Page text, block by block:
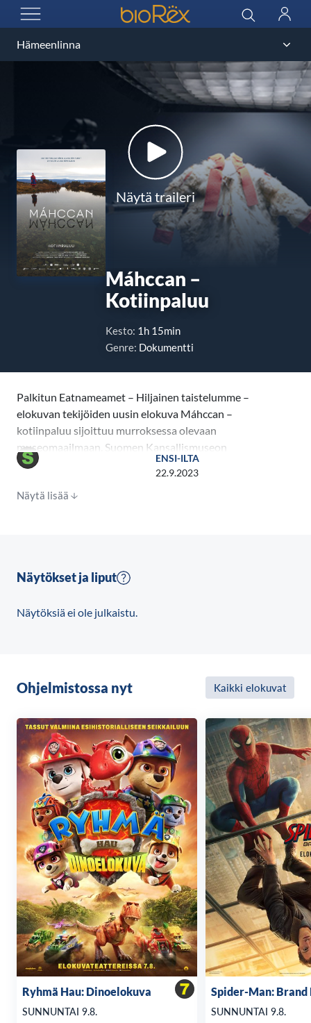
AVAA VALIKKO
BioRex Cinemas Haku
Näytä traileri
Máhccan –
Kotiinpaluu
Kesto: 1h 15min
Genre: Dokumentti
Palkitun Eatnameamet – Hiljainen taistelumme –
elokuvan tekijöiden uusin elokuva Máhccan –
kotiinpaluu sijoittuu murroksessa olevaan
museomaailmaan. Suomen Kansallismuseon
saamelaisesineet ovat palaamassa kotiin
Saamenmaalle samaan aikaan kun saamelaisten pyhät
rummut ovat edelleen vankina museoiden kellareissa
esivanhempiin ja kokonaista maailmankatsomusta.
kulisseihin pohtimaan esineiden henkeä, kansojen
ENSI-ILTA
22.9.2023
Näytä lisää
Näytökset ja liput
Näytöksiä ei ole julkaistu.
Ohjelmistossa nyt Kaikki elokuvat
Ryhmä Hau: Dinoelokuva
SUNNUNTAI 9.8.
Spider-Man: Brand
SUNNUNTAI 9.8.